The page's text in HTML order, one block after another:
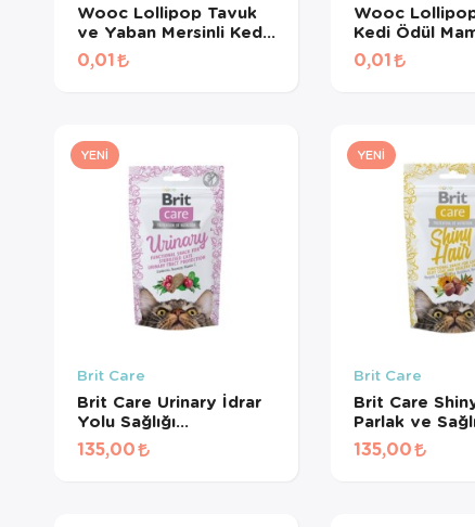
Wooc Lollipop Tavuk
ve Yaban Mersinli Kedi
Ödül Maması 1,4 Gr
0,01
Wooc
Kedi Ödül
Gr
0,01
YENI
Brit Care
Brit Care Urinary İdrar
Yolu Sağlığı
Destekleyici Kedi Ödül
Maması 50 Gr
135,00
YENI
Brit Care
Brit Care
Parlak ve
Tüyler için
Ödül Maması
135,00